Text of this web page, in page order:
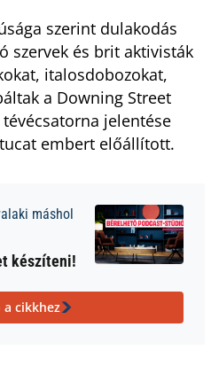
szerint dulakodás
szervek és brit aktivisták
italosdobozokat,
a Downing Street
jelentése
embert előállított.
máshol
készíteni!
a cikkhez